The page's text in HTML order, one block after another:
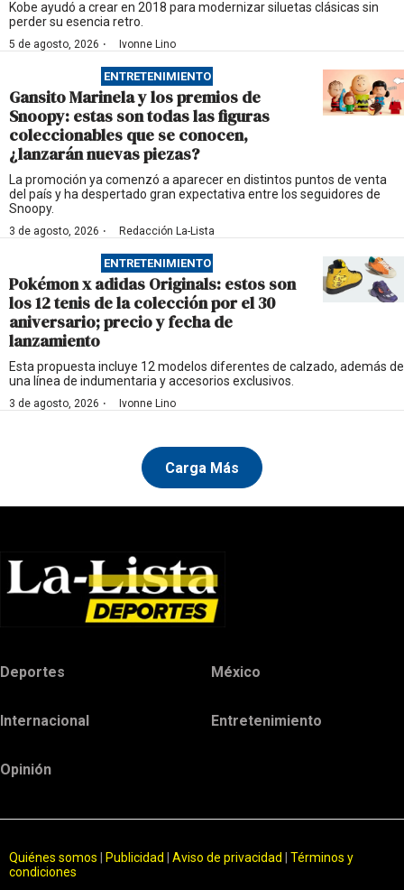
Kobe ayudó a crear en 2018 para modernizar siluetas clásicas sin
perder su esencia retro.
5 de agosto, 2026 · Ivonne Lino
ENTRETENIMIENTO
Gansito Marinela y los premios de
Snoopy: estas son todas las figuras
coleccionables que se conocen,
¿lanzarán nuevas piezas?
La promoción ya comenzó a aparecer en distintos puntos de venta
del país y ha despertado gran expectativa entre los seguidores de
Snoopy.
3 de agosto, 2026 · Redacción La-Lista
ENTRETENIMIENTO
Pokémon x adidas Originals: estos son
los 12 tenis de la colección por el 30
aniversario; precio y fecha de
lanzamiento
Esta propuesta incluye 12 modelos diferentes de calzado, además de
una línea de indumentaria y accesorios exclusivos.
3 de agosto, 2026 · Ivonne Lino
Carga Más
Deportes México
Internacional Entretenimiento
Opinión
Quiénes somos Publicidad Aviso de privacidad
Términos y
condiciones